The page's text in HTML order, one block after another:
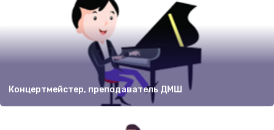
Концертмейстер, преподаватель ДМШ